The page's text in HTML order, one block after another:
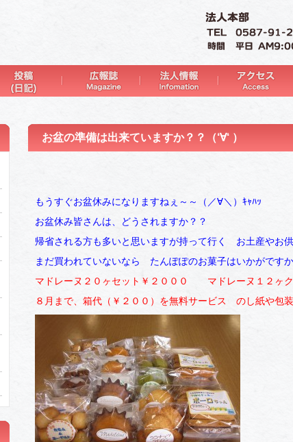
お盆の準備は出来ていますか？？（‘∀‘ ）
もうすぐお盆休みになりますねぇ～～（／∀＼）ｷｬﾊｯ
お盆休み皆さんは、どうされますか？？
帰省される方も多いと思いますが持って行く お土産やお
まだ買われていないなら たんぽぽのお菓子はいかがです
マドレーヌ２０ヶセット￥２０００ マドレーヌ１２ヶ
８月まで、箱代（￥２００）を無料サービス のし紙や包